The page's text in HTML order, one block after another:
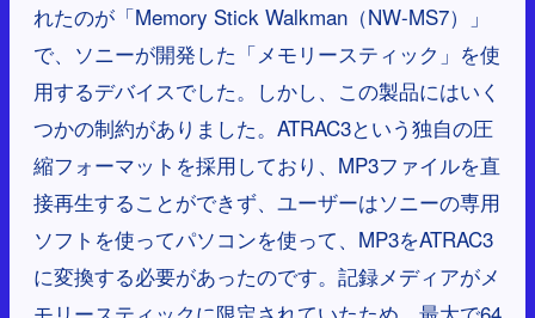
れたのが「Memory Stick Walkman（NW-MS7）」
で、ソニーが開発した「メモリースティック」を使
用するデバイスでした。しかし、この製品にはいく
つかの制約がありました。ATRAC3という独自の圧
縮フォーマットを採用しており、MP3ファイルを直
接再生することができず、ユーザーはソニーの専用
ソフトを使ってパソコンを使って、MP3をATRAC3
に変換する必要があったのです。記録メディアがメ